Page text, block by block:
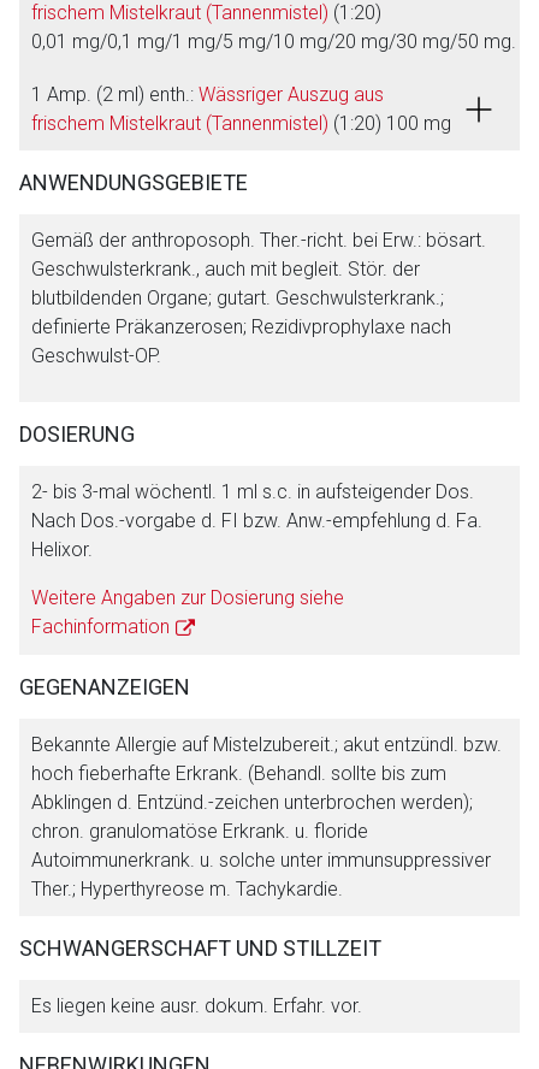
frischem Mistelkraut (Tannenmistel) (1:20)
0,01 mg/0,1 mg/1 mg/5 mg/10 mg/20 mg/30 mg/50 mg.
1 Amp. (2 ml) enth.: Wässriger Auszug aus
frischem Mistelkraut (Tannenmistel) (1:20) 100 mg
ANWENDUNGSGEBIETE
Gemäß der anthroposoph. Ther.-richt. bei Erw.: bösart.
Geschwulsterkrank., auch mit begleit. Stör. der
blutbildenden Organe; gutart. Geschwulsterkrank.;
definierte Präkanzerosen; Rezidivprophylaxe nach
Geschwulst-OP.
DOSIERUNG
2- bis 3-mal wöchentl. 1 ml s.c. in aufsteigender Dos.
Nach Dos.-vorgabe d. FI bzw. Anw.-empfehlung d. Fa.
Helixor.
Weitere Angaben zur Dosierung siehe
Fachinformation
GEGENANZEIGEN
Bekannte Allergie auf Mistelzubereit.; akut entzündl. bzw.
hoch fieberhafte Erkrank. (Behandl. sollte bis zum
Abklingen d. Entzünd.-zeichen unterbrochen werden);
chron. granulomatöse Erkrank. u. floride
Autoimmunerkrank. u. solche unter immunsuppressiver
Ther.; Hyperthyreose m. Tachykardie.
SCHWANGERSCHAFT UND STILLZEIT
Es liegen keine ausr. dokum. Erfahr. vor.
Aufruf einer externen Seite
Der von Ihnen aufgerufene Link öffnet eine externe Web-
Seite. Für die Inhalte der externen Web-Seite ist deren
Betreiber verantwortlich. Ebenso gelten dort ggf. andere